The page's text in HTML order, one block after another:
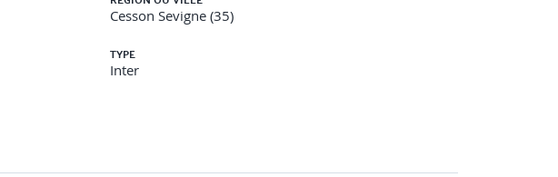
un programme en découvrant les bases de l’algorithmique. Vous
Cesson Sevigne (35)
TYPE
Inter